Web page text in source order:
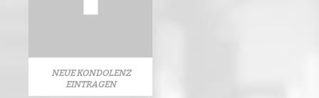
NEUE KONDOLENZ
EINTRAGEN